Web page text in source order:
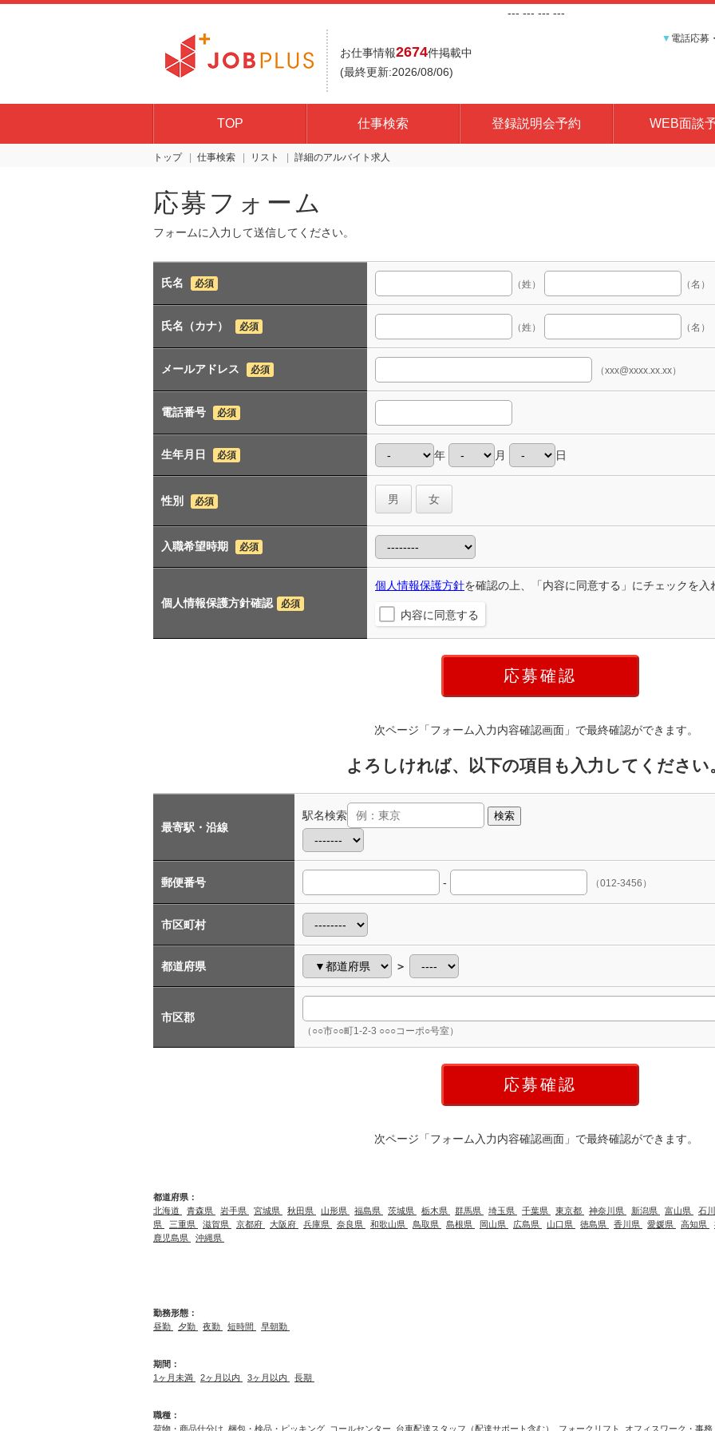
--- --- --- ---
お仕事情報2674件掲載中
(最終更新:2026/08/06)
▼ 電話応募
TOP 仕事検索 登録説明会予約 WEB面談
トップ 仕事検索 リスト 詳細
応募フォーム
フォームに入力して送信してください。
氏名 必須 （姓） （名）
氏名（カナ） 必須 （姓） （名）
メールアドレス 必須 （xxx@xxxx.xx.xx）
電話番号 必須
生年月日 必須 年 月 日
性別 必須 男 女
入職希望時期 必須
個人情報保護方針確認 必須
個人情報保護方針を確認の上、「内容に同意する」にチェックを入
内容に同意する
次ページ「フォーム入力内容確認画面」で最終確認ができます。
よろしければ、以下の項目も入力してください
最寄駅・沿線
駅名検索 検索
郵便番号 - （012-3456）
市区町村
都道府県 ＞
市区郡
（○○市○○町1-2-3 ○○○コーポ○号室）
次ページ「フォーム入力内容確認画面」で最終確認ができます。
都道府県：
北海道
青森県 岩手県 宮城県 秋田県 山形県 福島県 茨城県 栃木県 群馬県 埼玉県 千葉県 東京都 神奈川県 新潟県 富山県
石
県
三重県 滋賀県 京都府 大阪府 兵庫県 奈良県 和歌山県 鳥取県 島根県 岡山県 広島県 山口県 徳島県 香川県 愛媛県 高知県
鹿児島県
沖縄県
勤務形態：
昼勤
夕勤 夜勤 短時間 早朝勤
期間：
1ヶ月未満
2ヶ月以内 3ヶ月以内 長期
職種：
荷物・商品仕分け 梱包・検品・ピッキング コールセンター 台車配達スタッフ（配達サポート含む） フォークリフト オフィスワーク・事務